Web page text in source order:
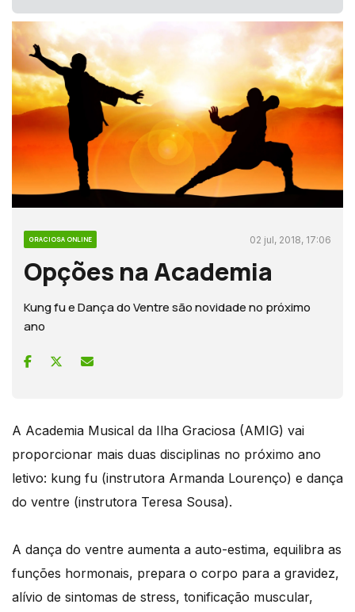
GRACIOSA ONLINE 02 jul, 2018, 17:06
Opções na Academia
Kung fu e Dança do Ventre são novidade no próximo
ano
A Academia Musical da Ilha Graciosa (AMIG) vai
proporcionar mais duas disciplinas no próximo ano
letivo: kung fu (instrutora Armanda Lourenço) e dança
do ventre (instrutora Teresa Sousa).
A dança do ventre aumenta a auto-estima, equilibra as
funções hormonais, prepara o corpo para a gravidez,
alívio de sintomas de stress, tonificação muscular,